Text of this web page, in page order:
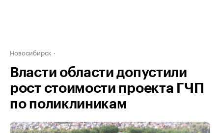
Новосибирск
Власти области допустили
рост стоимости проекта ГЧП
по поликлиникам